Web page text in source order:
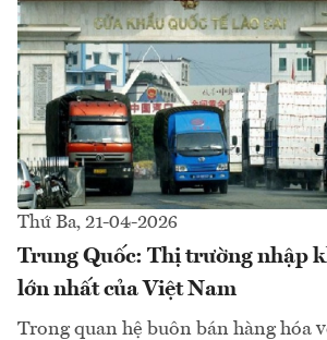
Thứ Ba, 21-04-2026
Trung Quốc: Thị trường nhập
lớn nhất của Việt Nam
Trong quan hệ buôn bán hàng hóa